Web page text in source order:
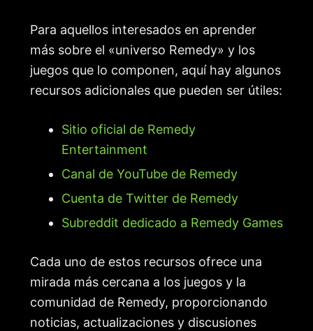
Para aquellos interesados en aprender
más sobre el «universo Remedy» y los
juegos que lo componen, aquí hay algunos
recursos adicionales que pueden ser útiles:
Sitio oficial de Remedy
Entertainment
Canal de YouTube de Remedy
Cuenta de Twitter de Remedy
Subreddit dedicado a Remedy Games
Cada uno de estos recursos ofrece una
mirada más cercana a los juegos y la
comunidad de Remedy, proporcionando
noticias, actualizaciones y discusiones